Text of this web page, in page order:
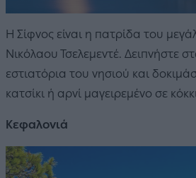
Η Σίφνος είναι η πατρίδα του
Νικόλαου Τσελεμεντέ. Δειπνήστε
εστιατόρια του νησιού και
κατσίκι ή αρνί μαγειρεμένο σε
Κεφαλονιά